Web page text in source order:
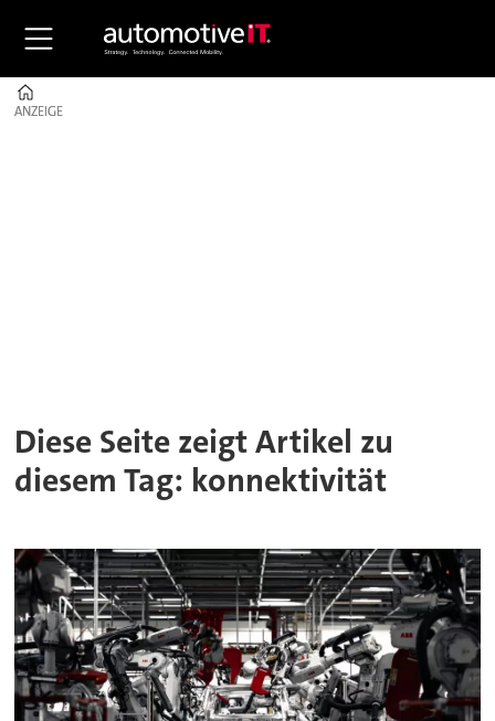
ANZEIGE
ANZEIGE
Diese Seite zeigt Artikel zu
diesem Tag: konnektivität